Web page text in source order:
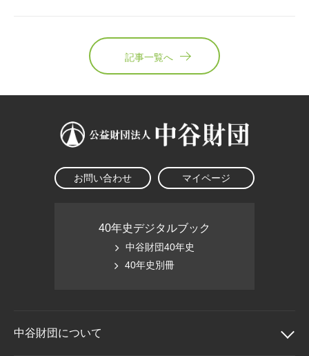
記事一覧へ
お問い合わせ マイページ
40年史デジタルブック
中谷財団40年史
40年史別冊
中谷財団について